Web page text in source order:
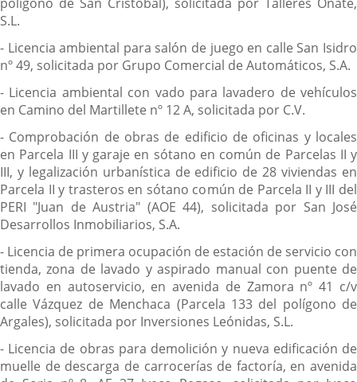
S.L.
- Licencia ambiental para salón de juego en calle San Isidro
nº 49, solicitada por Grupo Comercial de Automáticos, S.A.
- Licencia ambiental con vado para lavadero de vehículos
en Camino del Martillete nº 12 A, solicitada por C.V.
- Comprobación de obras de edificio de oficinas y locales
en Parcela III y garaje en sótano en común de Parcelas II y
III, y legalización urbanística de edificio de 28 viviendas en
Parcela II y trasteros en sótano común de Parcela II y III del
PERI "Juan de Austria" (AOE 44), solicitada por San José
Desarrollos Inmobiliarios, S.A.
- Licencia de primera ocupación de estación de servicio con
tienda, zona de lavado y aspirado manual con puente de
lavado en autoservicio, en avenida de Zamora nº 41 c/v
calle Vázquez de Menchaca (Parcela 133 del polígono de
Argales), solicitada por Inversiones Leónidas, S.L.
- Licencia de obras para demolición y nueva edificación de
muelle de descarga de carrocerías de factoría, en avenida